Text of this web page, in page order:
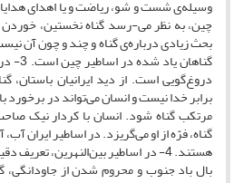
چین، به نظر می-رسد گناه نخستین،
بحث زیادی درباره‌ی گناه و چند و چون آن
گناهان
دروغ‌گویی است. از دید ایرانیان باستان،
برابر خدا نیست و انسان می‌تواند در
مرتکب گناه شود. انسان با کردار نیک
گناه، فرّه از او می‌گریزد. در اساطیر ایران
هستند. 4- در اساطیر بین‌النهرین،
بال باد جنوب و محروم شدن از